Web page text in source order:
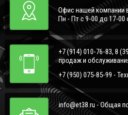
Офис нашей компании
Пн - Пт с 9-00 до 17-00
+7 (914) 010-76-83, 8
продаж и
+7 (950) 075-85-99 -
info@et38.ru - Общая